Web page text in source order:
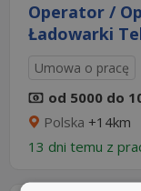
Operator /
Ładowarki
Umowa o pracę
od 5000 do
Polska +14km
13 dni temu z